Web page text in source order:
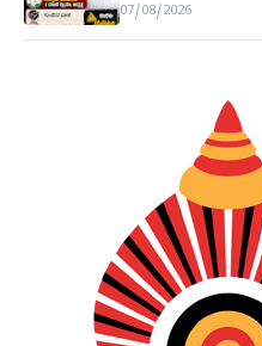
07/08/2026